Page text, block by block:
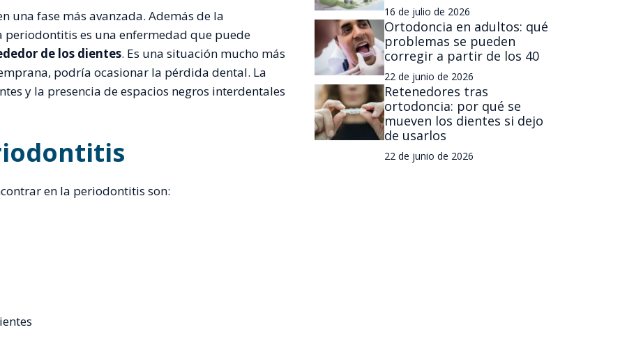
una fase más avanzada. Además de la
periodontitis es una enfermedad que puede
de los dientes. Es una situación mucho más
podría ocasionar la pérdida dental. La
y la presencia de espacios negros interdentales
en la periodontitis son:
16 de julio de 2026
Ortodoncia en adultos: qué
problemas se pueden
corregir a partir de los 40
22 de junio de 2026
Retenedores tras
ortodoncia: por qué se
mueven los dientes si dejo
de usarlos
22 de junio de 2026